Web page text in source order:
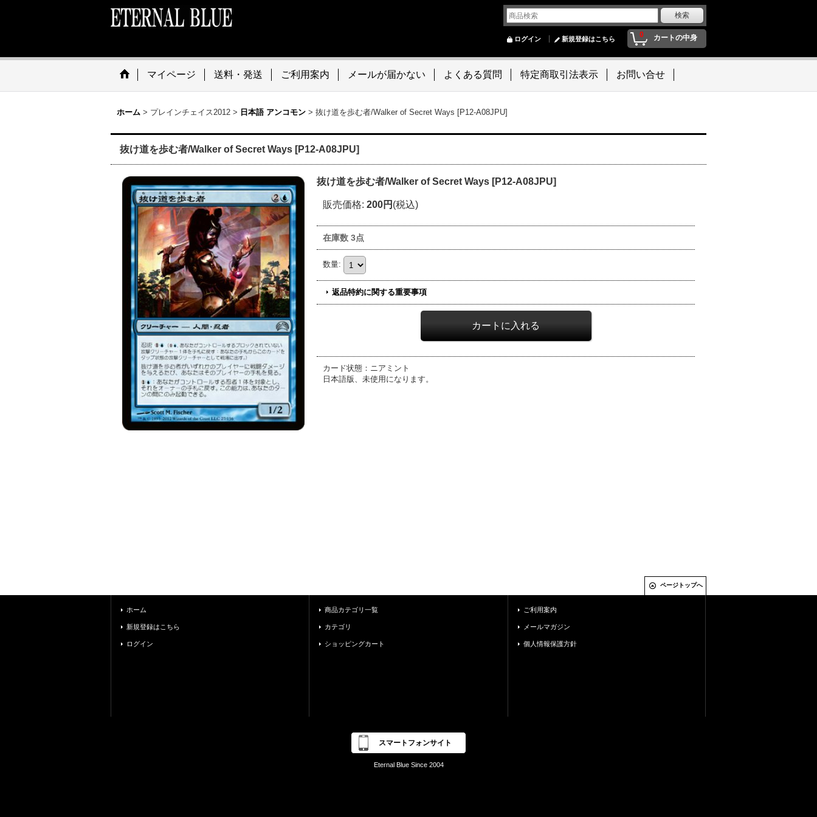
0 カートの中身
ログイン 新規登録はこちら
マイページ 送料・発送 ご利用案内 メールが届かない よくある質問 特定商取引法表示 お問い合せ
ホーム > プレインチェイス2012 > 日本語 アンコモン > 抜け道を歩む者/Walker of Secret Ways [P12-A08JPU]
抜け道を歩む者/Walker of Secret Ways [P12-A08JPU]
抜け道を歩む者/Walker of Secret Ways [P12-A08JPU]
販売価格: 200円 (税込)
在庫数 3点
数量:
返品特約に関する重要事項
カード状態：ニアミント
日本語版、未使用になります。
ページトップへ
ホーム
新規登録はこちら
ログイン
商品カテゴリ一覧
カテゴリ
ショッピングカート
ご利用案内
メールマガジン
個人情報保護方針
スマートフォンサイト
Eternal Blue Since 2004